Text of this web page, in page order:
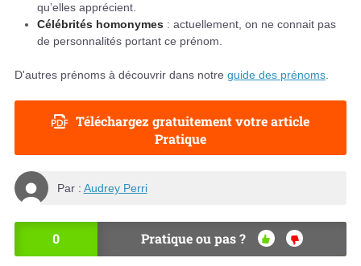
qu’elles apprécient.
Célébrités homonymes : actuellement, on ne connait pas
de personnalités portant ce prénom.
D'autres prénoms à découvrir dans notre guide des prénoms
Téléchargez gratuitement votre article
Pratique
Par : Audrey Perri
0 Pratique ou pas ?
OU
NO